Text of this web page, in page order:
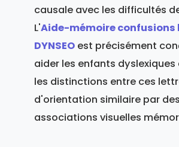
causale avec les difficultés
L'Aide-mémoire confusions
DYNSEOest précisément
aider les enfants dyslexiques
les distinctions entre ces
d'orientation similaire par des
associations visuelles